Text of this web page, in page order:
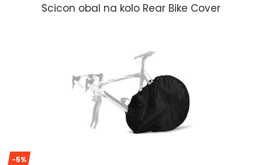
Scicon obal na kolo Rear Bike Cover
-5%